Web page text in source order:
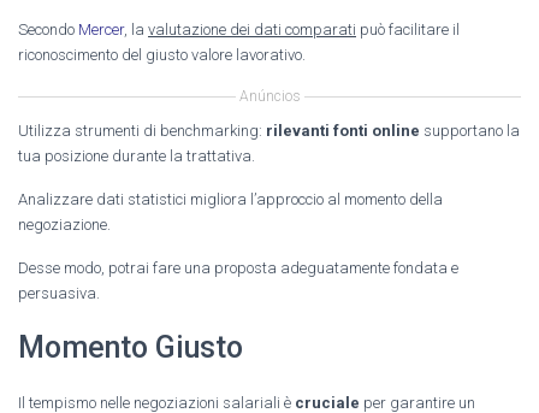
Secondo Mercer, la valutazione dei dati comparati può facilitare il
riconoscimento del giusto valore lavorativo.
Anúncios
Utilizza strumenti di benchmarking: rilevanti fonti online supportano la
tua posizione durante la trattativa.
Analizzare dati statistici migliora l’approccio al momento della
negoziazione.
Desse modo, potrai fare una proposta adeguatamente fondata e
persuasiva.
Momento Giusto
Il tempismo nelle negoziazioni salariali è cruciale per garantire un